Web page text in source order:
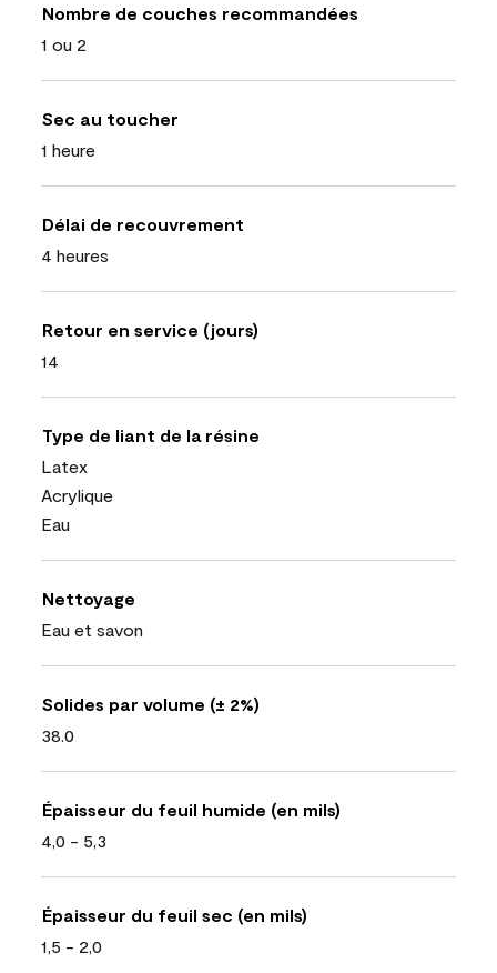
Nombre de couches recommandées
1 ou 2
Sec au toucher
1 heure
Délai de recouvrement
4 heures
Retour en service (jours)
14
Type de liant de la résine
Latex
Acrylique
Eau
Nettoyage
Eau et savon
Solides par volume (± 2%)
38.0
Épaisseur du feuil humide (en mils)
4,0 - 5,3
Épaisseur du feuil sec (en mils)
1,5 - 2,0